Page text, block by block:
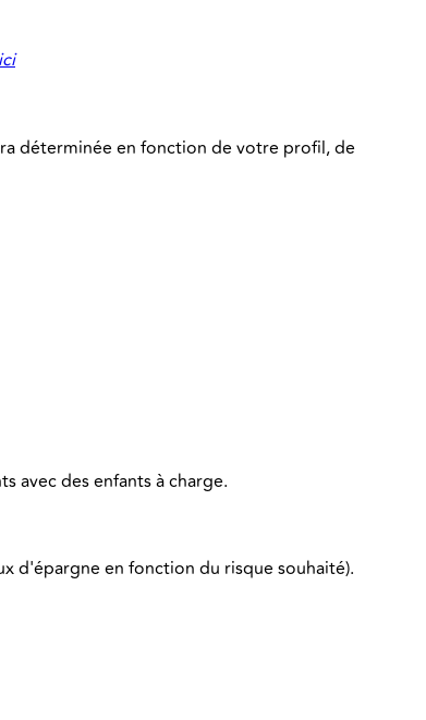
déterminée en fonction de votre profil, de
avec des enfants à charge.
d'épargne en fonction du risque souhaité).